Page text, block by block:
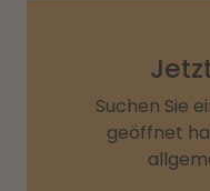
Suchen Sie
geöffnet